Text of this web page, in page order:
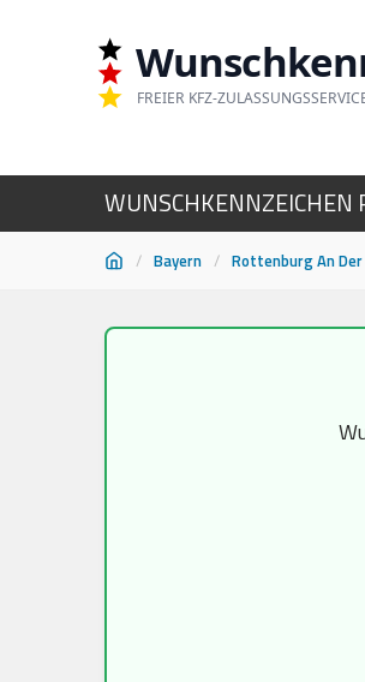
FREIER KFZ-
WUNSCHKENNZEICHEN
/ Bayern / Rottenburg An